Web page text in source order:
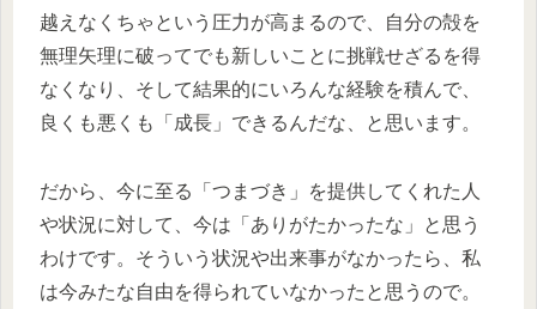
越えなくちゃという圧力が高まるので、自分の殻を
無理矢理に破ってでも新しいことに挑戦せざるを得
なくなり、そして結果的にいろんな経験を積んで、
良くも悪くも「成長」できるんだな、と思います。
だから、今に至る「つまづき」を提供してくれた人
や状況に対して、今は「ありがたかったな」と思う
わけです。そういう状況や出来事がなかったら、私
は今みたな自由を得られていなかったと思うので。